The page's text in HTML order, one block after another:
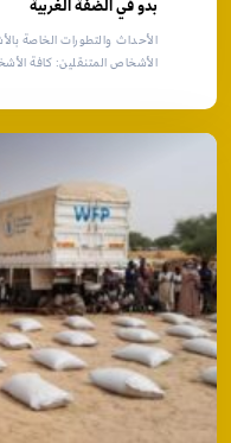
الأشخاص المتنقلين: كافة